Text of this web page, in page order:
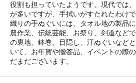
役割も担っていたようです。現代では
が多いですが、手拭いがすたれたわけ
織りの手ぬぐいには、タオル地の製品
農作業、伝統芸能、お祭り、剣道など
の裏地、鉢巻、目隠し、汗ぬぐいなど
いて、お年賀や贈答品、イベントの際
だまだございます。